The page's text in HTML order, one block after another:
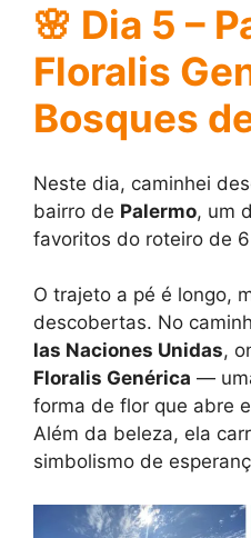
🌸 Dia 5 –
Floralis
Bosques
Neste dia, caminhei
bairro de Palermo, um
favoritos do roteiro de
O trajeto a pé é longo,
descobertas. No
las Naciones Unidas,
Floralis Genérica —
forma de flor que abre
Além da beleza, ela
simbolismo de